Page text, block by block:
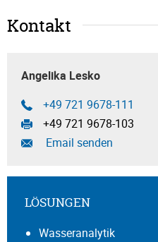
Kontakt
Angelika Lesko
+49 721 9678-111
+49 721 9678-103
Email senden
LÖSUNGEN
Wasseranalytik